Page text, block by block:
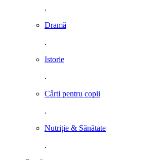
.
Dramă
.
Istorie
.
Cârti pentru copii
.
Nutriție & Sănătate
.